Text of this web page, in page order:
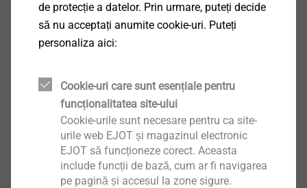
Vizualizare produs
EJOT Micro Screws
Vizualizare produs
de protecție a datelor. Prin urmare, puteți decide
să nu acceptați anumite cookie-uri. Puteți
personaliza aici:
Cookie-uri care sunt esențiale pentru
funcționalitatea site-ului
Cookie-urile sunt necesare pentru ca site-
urile web EJOT și magazinul electronic
EJOT să funcționeze corect. Aceasta
include funcții de bază, cum ar fi navigarea
pe pagină și accesul la zone sigure.